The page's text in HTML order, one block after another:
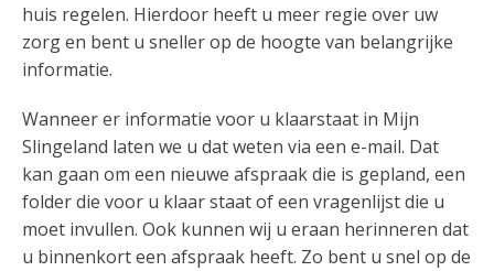
huis regelen. Hierdoor heeft u meer regie over uw
zorg en bent u sneller op de hoogte van belangrijke
informatie.
Wanneer er informatie voor u klaarstaat in Mijn
Slingeland laten we u dat weten via een e-mail. Dat
kan gaan om een nieuwe afspraak die is gepland, een
folder die voor u klaar staat of een vragenlijst die u
moet invullen. Ook kunnen wij u eraan herinneren dat
u binnenkort een afspraak heeft. Zo bent u snel op de